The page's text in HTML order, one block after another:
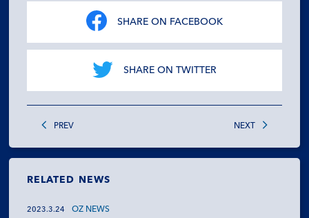
SHARE ON FACEBOOK
SHARE ON TWITTER
PREV NEXT
RELATED NEWS
2023.3.24 OZ NEWS